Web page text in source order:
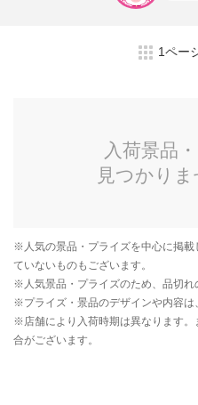
1ペー